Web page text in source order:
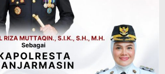
Darul Falah Cempaka
Dekade Lebih Belum
Total